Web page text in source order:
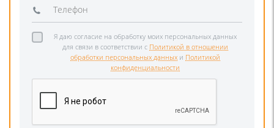
Я даю согласие на обработку моих персональных данных
для связи в соответствии с Политикой в отношении
обработки персональных данных и Политикой
конфиденциальности